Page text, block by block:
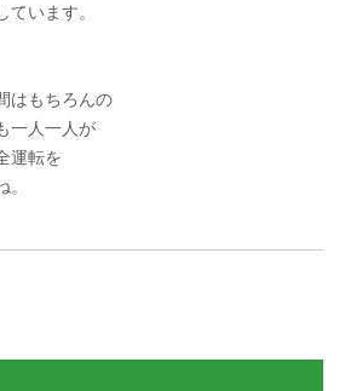
います。
はもちろんの
一人一人が
運転を